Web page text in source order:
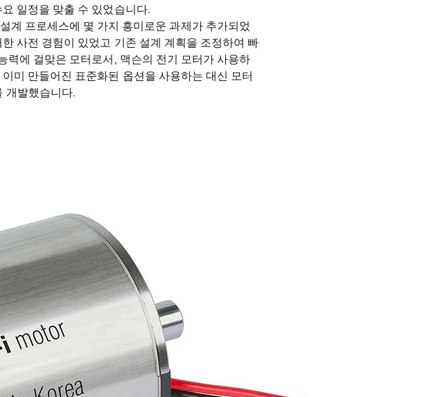
일정을 맞출 수 있었습니다.
계 프로세스에 몇 가지 흥미로운 과제가 추가되었
사전 경험이 있었고 기존 설계 계획을 조정하여 빠
에 걸맞은 모터로서, 맥슨의 전기 모터가 사용하
미 만들어진 표준화된 옵션을 사용하는 대신 모터
개발했습니다.